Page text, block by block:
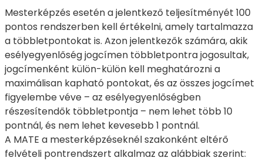
Mesterképzés esetén a jelentkező teljesítményét 100
pontos rendszerben kell értékelni, amely tartalmazza
a többletpontokat is. Azon jelentkezők számára, akik
esélyegyenlőség jogcímen többletpontra jogosultak,
jogcímenként külön-külön kell meghatározni a
maximálisan kapható pontokat, és az összes jogcímet
figyelembe véve – az esélyegyenlőségben
részesítendők többletpontja – nem lehet több 10
pontnál, és nem lehet kevesebb 1 pontnál.
A MATE a mesterképzéseknél szakonként eltérő
felvételi pontrendszert alkalmaz az alábbiak szerint: